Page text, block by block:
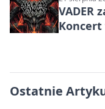
VADER
Koncert
Ostatnie